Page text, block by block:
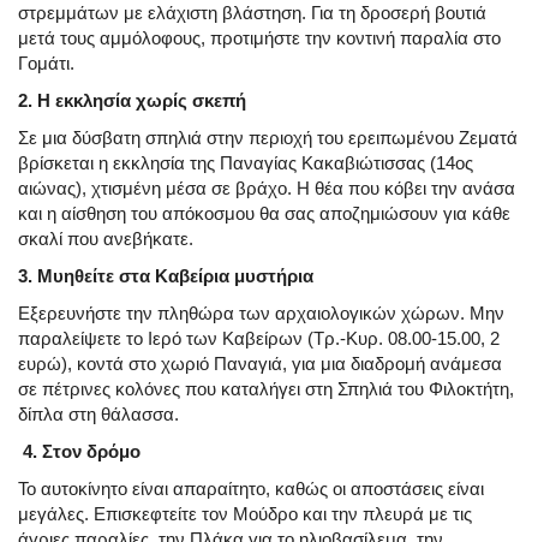
στρεμμάτων με ελάχιστη βλάστηση. Για τη δροσερή βουτιά
μετά τους αμμόλοφους, προτιμήστε την κοντινή παραλία στο
Γομάτι.
2. Η εκκλησία χωρίς σκεπή
Σε μια δύσβατη σπηλιά στην περιοχή του ερειπωμένου Ζεματά
βρίσκεται η εκκλησία της Παναγίας Κακαβιώτισσας (14ος
αιώνας), χτισμένη μέσα σε βράχο. Η θέα που κόβει την ανάσα
και η αίσθηση του απόκοσμου θα σας αποζημιώσουν για κάθε
σκαλί που ανεβήκατε.
3. Μυηθείτε στα Καβείρια μυστήρια
Εξερευνήστε την πληθώρα των αρχαιολογικών χώρων. Μην
παραλείψετε το Ιερό των Καβείρων (Τρ.-Κυρ. 08.00-15.00, 2
ευρώ), κοντά στο χωριό Παναγιά, για μια διαδρομή ανάμεσα
σε πέτρινες κολόνες που καταλήγει στη Σπηλιά του Φιλοκτήτη,
δίπλα στη θάλασσα.
4. Στον δρόμο
Το αυτοκίνητο είναι απαραίτητο, καθώς οι αποστάσεις είναι
μεγάλες. Επισκεφτείτε τον Μούδρο και την πλευρά με τις